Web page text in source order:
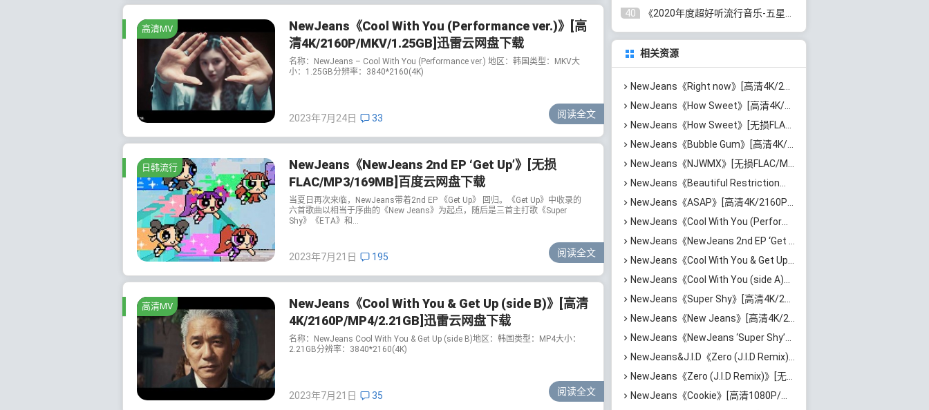
高清MV
NewJeans《Cool With You (Performance ver.)》[高
清4K/2160P/MKV/1.25GB]迅雷云网盘下载
名称：NewJeans – Cool With You (Performance ver.) 地区：韩国类型：MKV大
小：1.25GB分辨率：3840*2160(4K)
2023年7月24日 33 阅读全文
日韩流行
NewJeans《NewJeans 2nd EP ‘Get Up’》[无损
FLAC/MP3/169MB]百度云网盘下载
当夏日再次来临，NewJeans带着2nd EP 《Get Up》 回归。《Get Up》中收录的
六首歌曲以相当于序曲的《New Jeans》为起点，随后是三首主打歌《Super
Shy》《ETA》和...
2023年7月21日 195 阅读全文
高清MV
NewJeans《Cool With You & Get Up (side B)》[高清
4K/2160P/MP4/2.21GB]迅雷云网盘下载
名称：NewJeans Cool With You & Get Up (side B)地区：韩国类型：MP4大小：
2.21GB分辨率：3840*2160(4K)
2023年7月21日 35 阅读全文
40
《2020年度超好听流行音乐-五星珍藏版10CD》[无损WAV/MP3/6.77GB]百度云网盘下载
相关资源
NewJeans《Right now》[高清4K/2160P/MP4/1.42GB]迅雷云网盘下载
NewJeans《How Sweet》[高清4K/2160P/MP4/1.75GB]迅雷云网盘下载
NewJeans《How Sweet》[无损FLAC/MP3/204MB]百度云网盘下载
NewJeans《Bubble Gum》[高清4K/2160P/MP4/2.52GB]迅雷云网盘下载
NewJeans《NJWMX》[无损FLAC/MP3/787MB]百度云网盘下载
NewJeans《Beautiful Restriction》[无损FLAC/MP3/95MB]百度云网盘下载
NewJeans《ASAP》[高清4K/2160P/MP4/959MB]迅雷云网盘下载
NewJeans《Cool With You (Performance ver.)》[高清4K/2160P/MKV/1.25GB]迅雷云网盘下载
NewJeans《NewJeans 2nd EP ‘Get Up’》[无损FLAC/MP3/169MB]百度云网盘下载
NewJeans《Cool With You & Get Up (side B)》[高清4K/2160P/MP4/2.21GB]迅雷云网盘下载
NewJeans《Cool With You (side A)》[高清4K/2160P/MP4/1.87GB]迅雷云网盘下载
NewJeans《Super Shy》[高清4K/2160P/MKV/1GB]迅雷云网盘下载
NewJeans《New Jeans》[高清4K/2160P/MP4/1.94GB]迅雷云网盘下载
NewJeans《NewJeans ‘Super Shy’》[无损FLAC/MP3/60MB]百度云网盘下载
NewJeans&J.I.D《Zero (J.I.D Remix)》[高清4K/2160P/MP4/1.49GB]迅雷云网盘下载
NewJeans《Zero (J.I.D Remix)》[无损FLAC/MP3/54MB]百度云网盘下载
NewJeans《Cookie》[高清1080P/MP4/1.32GB]迅雷云盘下载